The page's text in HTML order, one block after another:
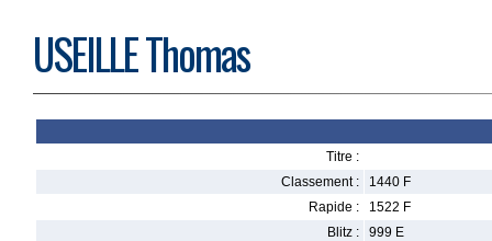
USEILLE Thomas
Titre :
Classement :
1440 F
Rapide :
1522 F
Blitz :
999 E